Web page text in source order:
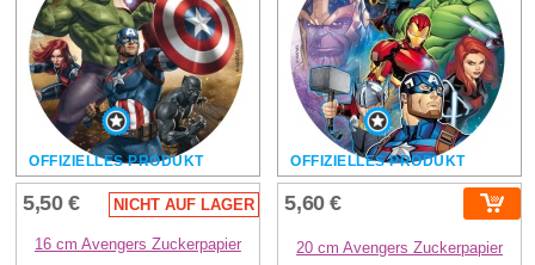
OFFIZIELLES PRODUKT
5,50 € NICHT AUF LAGER
16 cm Avengers Zuckerpapier
OFFIZIELLES PRODUKT
5,60 €
20 cm Avengers Zuckerpapier